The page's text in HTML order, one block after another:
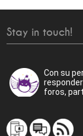
Stay in touch!
Con su
foros,